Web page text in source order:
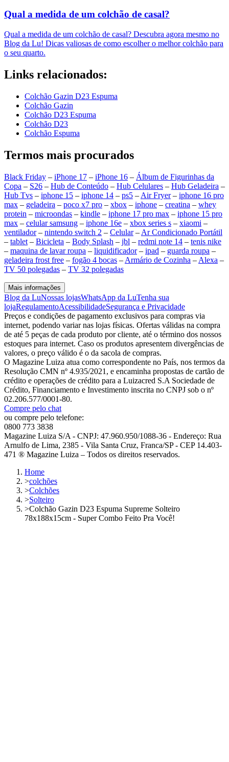
Qual a medida de um colchão de casal?
Qual a medida de um colchão de casal? Descubra agora mesmo no
Blog da Lu! Dicas valiosas de como escolher o melhor colchão para
o seu quarto.
Links relacionados:
Colchão Gazin D23 Espuma
Colchão Gazin
Colchão D23 Espuma
Colchão D23
Colchão Espuma
Termos mais procurados
Black Friday – iPhone 17 – iPhone 16 – Álbum de Figurinhas da
Copa – S26 – Hub de Conteúdo – Hub Celulares – Hub Geladeira –
Hub Tvs – iphone 15 – iphone 14 – ps5 – Air Fryer– iphone 16 pro
max – geladeira – poco x7 pro – xbox – iphone – creatina – whey
protein – microondas – kindle – iphone 17 pro max – iphone 15 pro
max – celular samsung – iphone 16e – xbox series s – xiaomi –
ventilador– nintendo switch 2 – Celular– Ar Condicionado Portátil
– tablet – Bicicleta – Body Splash – jbl – redmi note 14 – tenis nike
– maquina de lavar roupa – liquidificador– ipad – guarda roupa –
geladeira frost free – fogão 4 bocas – Armário de Cozinha – Alexa –
TV 50 polegadas – TV 32 polegadas
Mais informações
Blog da LuNossas lojasWhatsApp da LuTenha sua
lojaRegulamentoAcessibilidadeSegurança e Privacidade
Preços e condições de pagamento exclusivos para compras via
internet, podendo variar nas lojas físicas. Ofertas válidas na compra
de até 5 peças de cada produto por cliente, até o término dos nossos
estoques para internet. Caso os produtos apresentem divergências de
valores, o preço válido é o da sacola de compras.
O Magazine Luiza atua como correspondente no País, nos termos da
Resolução CMN nº 4.935/2021, e encaminha propostas de cartão de
crédito e operações de crédito para a Luizacred S.A Sociedade de
Crédito, Financiamento e Investimento inscrita no CNPJ sob o nº
02.206.577/0001-80.
Compre pelo chat
ou compre pelo telefone:
0800 773 3838
Magazine Luiza S/A - CNPJ: 47.960.950/1088-36 - Endereço: Rua
Arnulfo de Lima, 2385 - Vila Santa Cruz, Franca/SP - CEP 14.403-
471 ® Magazine Luiza – Todos os direitos reservados.
Home
>colchões
>Colchões
>Solteiro
>Colchão Gazin D23 Espuma Supreme Solteiro
78x188x15cm - Super Combo Feito Pra Você!